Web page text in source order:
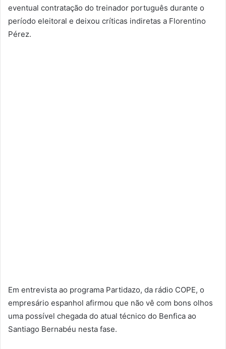
eventual contratação do treinador português durante o
período eleitoral e deixou críticas indiretas a Florentino
Pérez.
Em entrevista ao programa Partidazo, da rádio COPE, o
empresário espanhol afirmou que não vê com bons olhos
uma possível chegada do atual técnico do Benfica ao
Santiago Bernabéu nesta fase.